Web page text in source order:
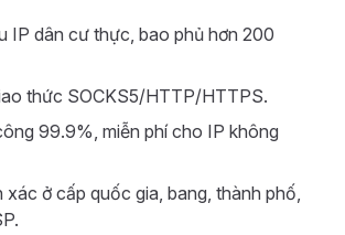
IP dân cư thực, bao phủ hơn 200
thức SOCKS5/HTTP/HTTPS.
99.9%, miễn phí cho IP không
ở cấp quốc gia, bang, thành phố,